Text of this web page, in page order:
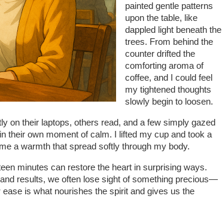
painted gentle patterns
upon the table, like
dappled light beneath the
trees. From behind the
counter drifted the
comforting aroma of
coffee, and I could feel
my tightened thoughts
slowly begin to loosen.
on their laptops, others read, and a few simply gazed
their own moment of calm. I lifted my cup and took a
a warmth that spread softly through my body.
minutes can restore the heart in surprising ways.
results, we often lose sight of something precious—
is what nourishes the spirit and gives us the